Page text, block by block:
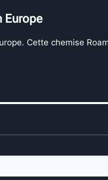
Europe
Cette chemise